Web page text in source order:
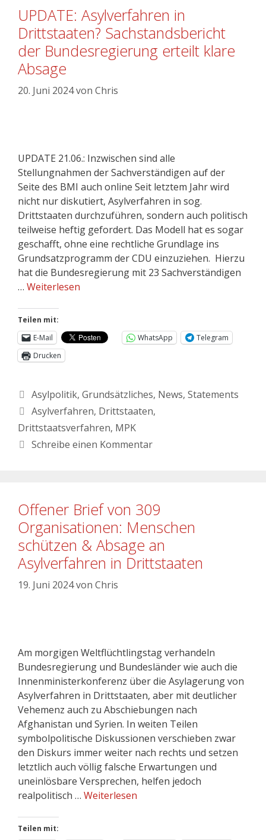
UPDATE: Asylverfahren in
Drittstaaten? Sachstandsbericht
der Bundesregierung erteilt klare
Absage
20. Juni 2024von Chris
UPDATE 21.06.: Inzwischen sind alle
Stellungnahmen der Sachverständigen auf der
Seite des BMI auch online Seit letztem Jahr wird
nicht nur diskutiert, Asylverfahren in sog.
Drittstaaten durchzuführen, sondern auch politisch
teilweise heftig gefordert. Das Modell hat es sogar
geschafft, ohne eine rechtliche Grundlage ins
Grundsatzprogramm der CDU einzuziehen. Hierzu
hat die Bundesregierung mit 23 Sachverständigen
… Weiterlesen
Teilen mit:
E-Mail
WhatsApp
Telegram
Drucken
Asylpolitik, Grundsätzliches, News, Statements
Asylverfahren, Drittstaaten,
Drittstaatsverfahren, MPK
Schreibe einen Kommentar
Offener Brief von 309
Organisationen: Menschen
schützen & Absage an
Asylverfahren in Drittstaaten
19. Juni 2024von Chris
Am morgigen Weltflüchtlingstag verhandeln
Bundesregierung und Bundesländer wie auch die
Innenministerkonferenz über die Asylagerung von
Asylverfahren in Drittstaaten, aber mit deutlicher
Vehemenz auch zu Abschiebungen nach
Afghanistan und Syrien. In weiten Teilen
symbolpolitische Diskussionen verschieben zwar
den Diskurs immer weiter nach rechts und setzen
letztlich auch völlig falsche Erwartungen und
uneinlösbare Versprechen, helfen jedoch
realpolitisch … Weiterlesen
Teilen mit: